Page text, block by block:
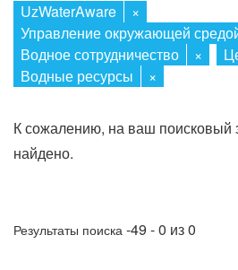
UzWaterAware
×
Управление окружающей
Водное сотрудничество
×
Водные ресурсы
×
К сожалению, на ваш поисковый
найдено.
Результаты поиска -49 - 0 из 0